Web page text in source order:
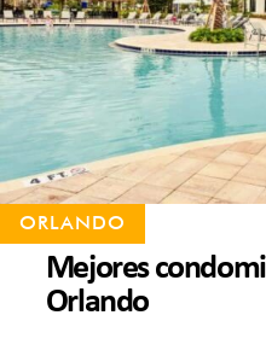
ORLANDO
Mejores
Orlando